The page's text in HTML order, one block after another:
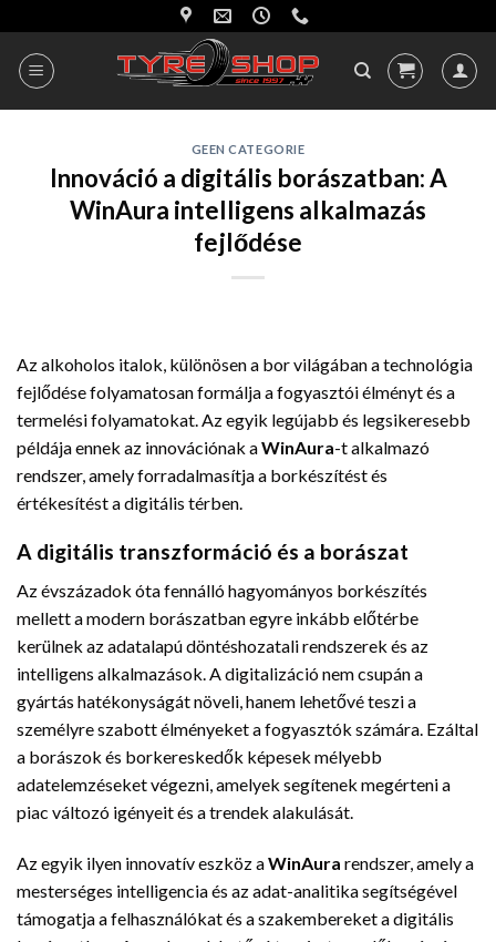
content
GEEN CATEGORIE
Innováció a digitális borászatban: A
WinAura intelligens alkalmazás
fejlődése
Az alkoholos italok, különösen a bor világában a technológia
fejlődése folyamatosan formálja a fogyasztói élményt és a
termelési folyamatokat. Az egyik legújabb és legsikeresebb
példája ennek az innovációnak aWinAura-t alkalmazó
rendszer, amely forradalmasítja a borkészítést és
értékesítést a digitális térben.
A digitális transzformáció és a borászat
Az évszázadok óta fennálló hagyományos borkészítés
mellett a modern borászatban egyre inkább előtérbe
kerülnek az adatalapú döntéshozatali rendszerek és az
intelligens alkalmazások. A digitalizáció nem csupán a
gyártás hatékonyságát növeli, hanem lehetővé teszi a
személyre szabott élményeket a fogyasztók számára. Ezáltal
a borászok és borkereskedők képesek mélyebb
adatelemzéseket végezni, amelyek segítenek megérteni a
piac változó igényeit és a trendek alakulását.
Az egyik ilyen innovatív eszköz aWinAura rendszer, amely a
mesterséges intelligencia és az adat-analitika segítségével
támogatja a felhasználókat és a szakembereket a digitális